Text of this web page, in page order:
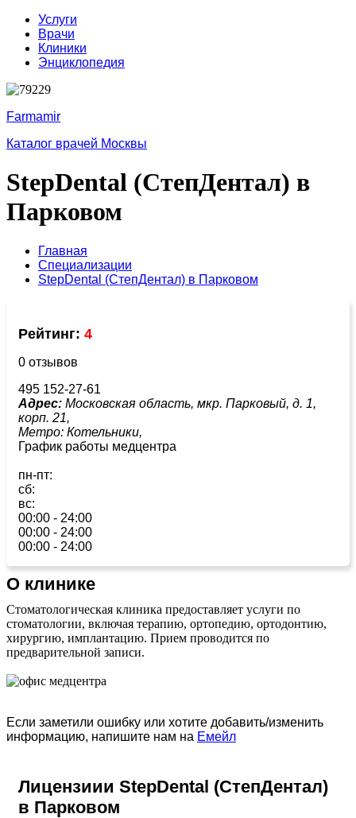
Услуги
Врачи
Клиники
Энциклопедия
Farmamir
Каталог врачей Москвы
StepDental (СтепДентал) в
Парковом
Главная
Специализации
StepDental (СтепДентал) в Парковом
Рейтинг: 4
0 отзывов
495 152-27-61
Адрес: Московская область, мкр. Парковый, д. 1,
корп. 21,
Метро: Котельники,
График работы медцентра
пн-пт:
сб:
вс:
00:00 - 24:00
00:00 - 24:00
00:00 - 24:00
О клинике
Стоматологическая клиника предоставляет услуги по
стоматологии, включая терапию, ортопедию, ортодонтию,
хирургию, имплантацию. Прием проводится по
предварительной записи.
Если заметили ошибку или хотите добавить/изменить
информацию, напишите нам на Емейл
Лицензиии StepDental (СтепДентал)
в Парковом